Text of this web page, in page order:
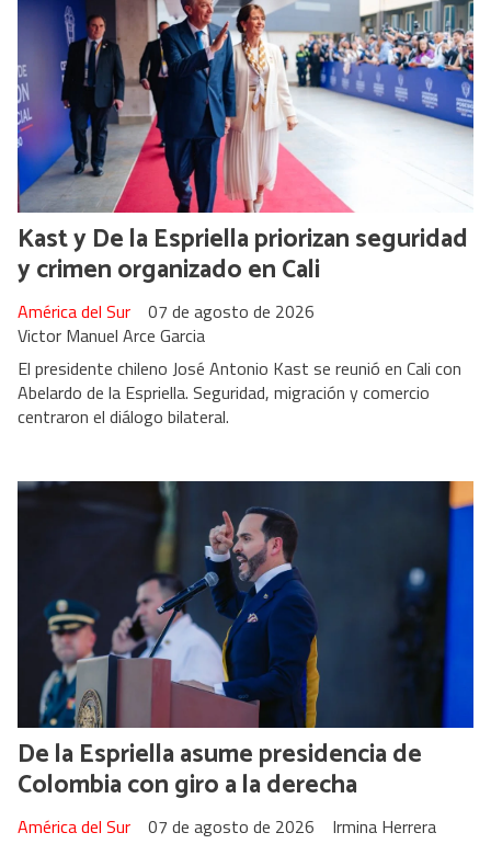
Kast y De la Espriella priorizan seguridad
y crimen organizado en Cali
Victor Manuel Arce Garcia
América del Sur 07 de agosto de 2026
El presidente chileno José Antonio Kast se reunió en Cali con
Abelardo de la Espriella. Seguridad, migración y comercio
centraron el diálogo bilateral.
De la Espriella asume presidencia de
Colombia con giro a la derecha
Irmina Herrera
América del Sur
07 de agosto de 2026